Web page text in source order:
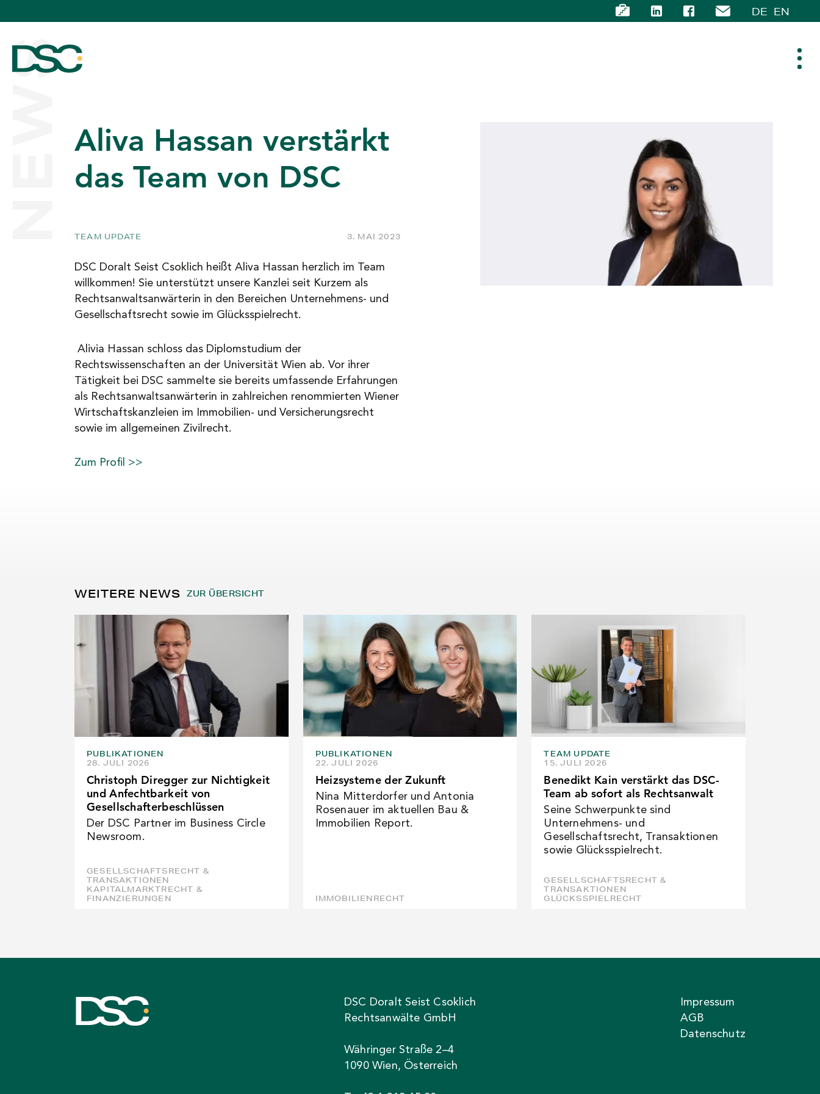
DE EN
ÜBER UNS
TEAM
NEWS
KARRIERE
KONTAKT
NEWS Aliva Hassan verstärkt
das Team von DSC
TEAM UPDATE 3. MAI 2023
DSC Doralt Seist Csoklich heißt Aliva Hassan herzlich im Team
willkommen! Sie unterstützt unsere Kanzlei seit Kurzem als
Rechtsanwaltsanwärterin in den Bereichen Unternehmens- und
Gesellschaftsrecht sowie im Glücksspielrecht.
Alivia Hassan schloss das Diplomstudium der
Rechtswissenschaften an der Universität Wien ab. Vor ihrer
Tätigkeit bei DSC sammelte sie bereits umfassende Erfahrungen
als Rechtsanwaltsanwärterin in zahlreichen renommierten Wiener
Wirtschaftskanzleien im Immobilien- und Versicherungsrecht
sowie im allgemeinen Zivilrecht.
Zum Profil >>
WEITERE NEWS ZUR ÜBERSICHT
PUBLIKATIONEN
28. JULI 2026
Christoph Diregger zur Nichtigkeit
und Anfechtbarkeit von
Gesellschafterbeschlüssen
Der DSC Partner im Business Circle
Newsroom.
GESELLSCHAFTSRECHT &
TRANSAKTIONEN
KAPITALMARKTRECHT &
FINANZIERUNGEN
PUBLIKATIONEN
22. JULI 2026
Heizsysteme der Zukunft
Nina Mitterdorfer und Antonia
Rosenauer im aktuellen Bau &
Immobilien Report.
IMMOBILIENRECHT
TEAM UPDATE
15. JULI 2026
Benedikt Kain verstärkt das DSC-
Team ab sofort als Rechtsanwalt
Seine Schwerpunkte sind
Unternehmens- und
Gesellschaftsrecht, Transaktionen
sowie Glücksspielrecht.
GESELLSCHAFTSRECHT &
TRANSAKTIONEN
GLÜCKSSPIELRECHT
DSC Doralt Seist Csoklich
Rechtsanwälte GmbH
Währinger Straße 2–4
1090 Wien, Österreich
Impressum
AGB
Datenschutz